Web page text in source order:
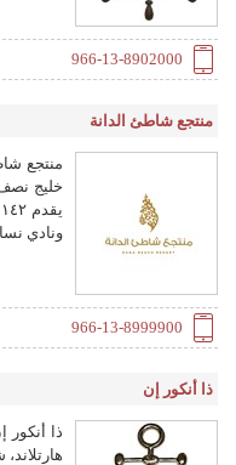
966-13-8902000
منتجع شاطئ الدانة
منتجع
خليج نصف
ونادي
966-13-8999900
ذا أنكور إن
ذا